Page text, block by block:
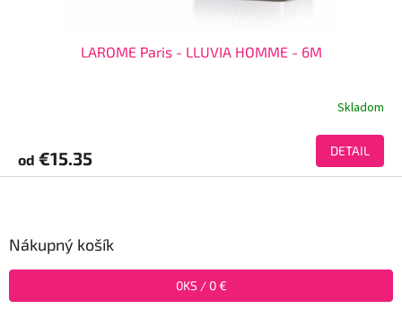
LAROME Paris - LLUVIA HOMME - 6M
Skladom
od €15.35 DETAIL
Nákupný košík
0KS / 0 €